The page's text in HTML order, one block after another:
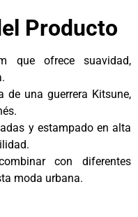
Producto
que ofrece suavidad,
de una guerrera Kitsune,
y estampado en alta
con diferentes
moda urbana.